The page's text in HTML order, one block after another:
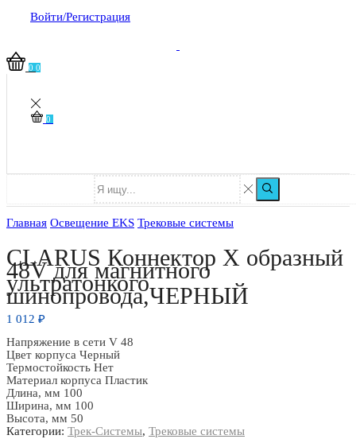
Войти/Регистрация
0 0
0
Главная Освещение EKS Трековые системы
CLARUS Коннектор Х образный
48V для магнитного
ультратонкого
шинопровода,ЧЕРНЫЙ
1 012 ₽
Напряжение в сети V 48
Цвет корпуса Черный
Термостойкость Нет
Материал корпуса Пластик
Длина, мм 100
Ширина, мм 100
Высота, мм 50
Категории: Трек-Системы, Трековые системы